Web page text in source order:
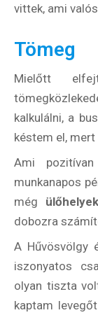
vittek, ami
Tömeg
Mielőtt
kalkulálni, a
késtem el,
Ami
munkanapos
még ülőhelyek
dobozra
A Hűvösvölgy
iszonyatos
olyan tiszta
kaptam